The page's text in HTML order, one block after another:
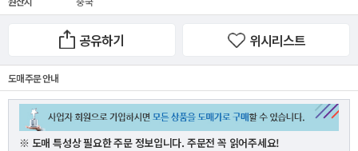
공유하기 위시리스트
도매 주문 안내
※ 도매 특성상 필요한 주문 정보입니다. 주문전 꼭 읽어주세요!